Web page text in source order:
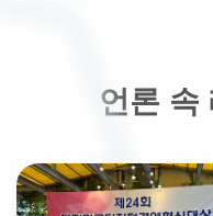
언론 속